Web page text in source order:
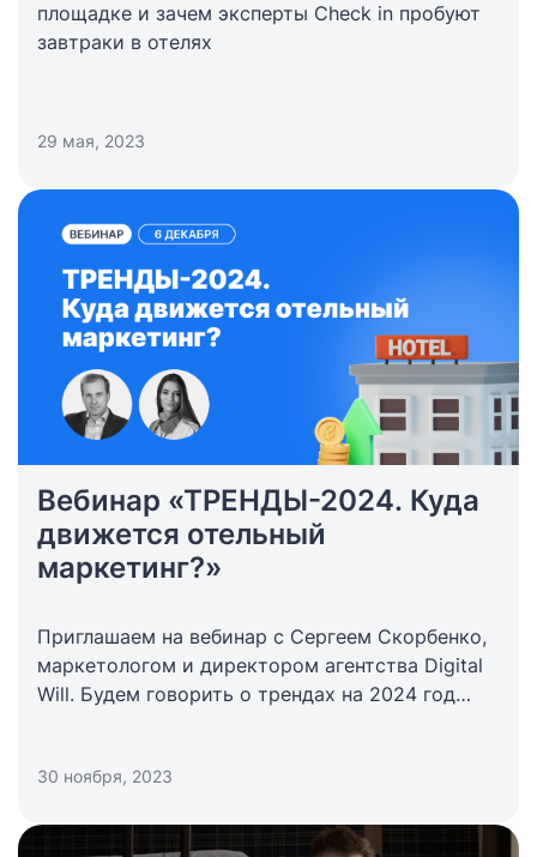
площадке и зачем эксперты Check in пробуют
завтраки в отелях
29 мая, 2023
Вебинар «ТРЕНДЫ-2024. Куда
движется отельный
маркетинг?»
Приглашаем на вебинар с Сергеем Скорбенко,
маркетологом и директором агентства Digital
Will. Будем говорить о трендах на 2024 год
30 ноября, 2023